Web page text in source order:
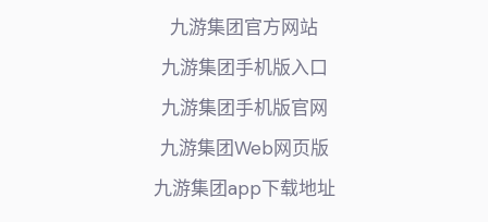
九游集团官方网站
九游集团手机版入口
九游集团手机版官网
九游集团Web网页版
九游集团app下载地址